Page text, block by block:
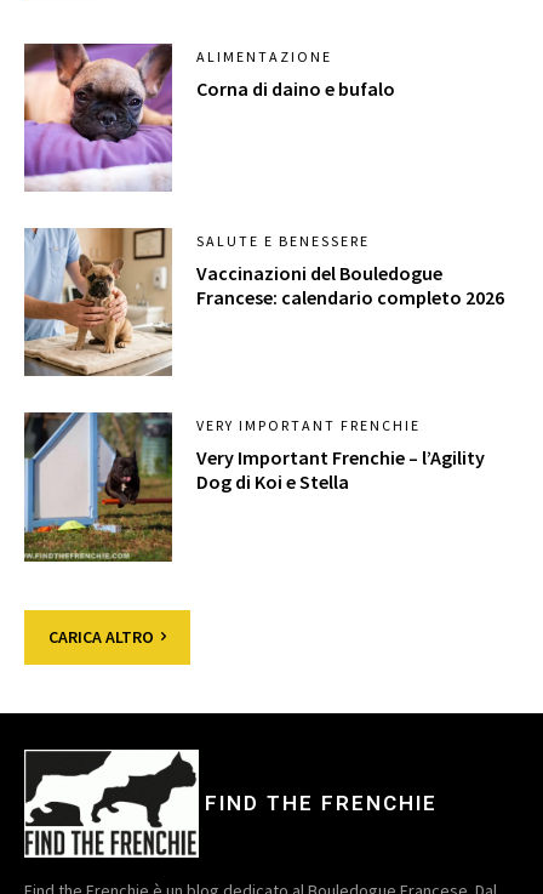
ALIMENTAZIONE
Corna di daino e bufalo
SALUTE E BENESSERE
Vaccinazioni del Bouledogue
Francese: calendario completo 2026
VERY IMPORTANT FRENCHIE
Very Important Frenchie – l’Agility
Dog di Koi e Stella
CARICA ALTRO
FIND THE FRENCHIE